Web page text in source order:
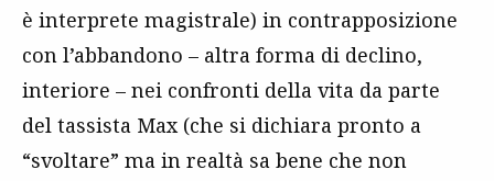
è interprete magistrale) in contrapposizione
con l’abbandono – altra forma di declino,
interiore – nei confronti della vita da parte
del tassista Max (che si dichiara pronto a
“svoltare” ma in realtà sa bene che non